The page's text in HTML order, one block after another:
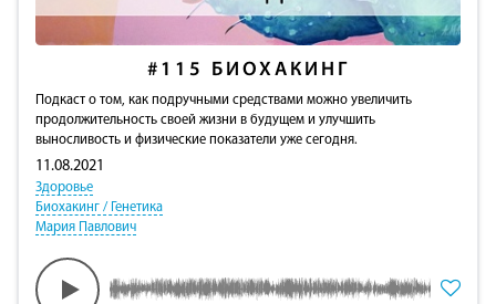
#115 БИОХАКИНГ
Подкаст о том, как подручными средствами можно увеличить
продолжительность своей жизни в будущем и улучшить
выносливость и физические показатели уже сегодня.
11.08.2021
Здоровье
Биохакинг / Генетика
Мария Павлович